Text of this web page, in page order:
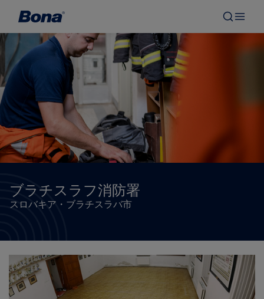
ブラチスラフ消防署
スロバキア・ブラチスラバ市